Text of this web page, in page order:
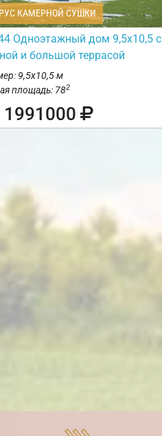
КАМЕРНОЙ СУШКИ
Одноэтажный дом 9,5х10,5 с
и большой террасой
9,5х10,5 м
площадь: 782
1991000